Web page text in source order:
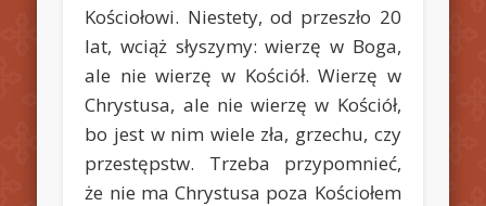
Kościołowi. Niestety, od przeszło 20
lat, wciąż słyszymy: wierzę w Boga,
ale nie wierzę w Kościół. Wierzę w
Chrystusa, ale nie wierzę w Kościół,
bo jest w nim wiele zła, grzechu, czy
przestępstw. Trzeba przypomnieć,
że nie ma Chrystusa poza Kościołem